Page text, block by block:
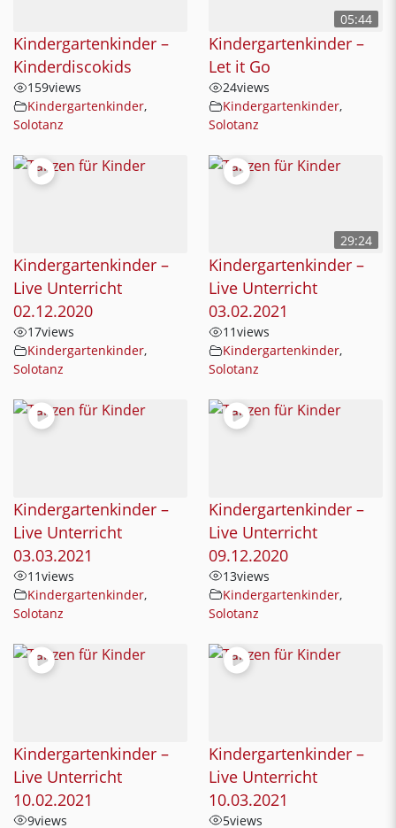
Kindergartenkinder –
Kinderdiscokids
159views
Kindergartenkinder,
Solotanz
05:44
Kindergartenkinder –
Let it Go
24views
Kindergartenkinder,
Solotanz
Kindergartenkinder –
Live Unterricht
02.12.2020
17views
Kindergartenkinder,
Solotanz
29:24
Kindergartenkinder –
Live Unterricht
03.02.2021
11views
Kindergartenkinder,
Solotanz
Kindergartenkinder –
Live Unterricht
03.03.2021
11views
Kindergartenkinder,
Solotanz
Kindergartenkinder –
Live Unterricht
09.12.2020
13views
Kindergartenkinder,
Solotanz
Kindergartenkinder –
Live Unterricht
10.02.2021
9views
Kindergartenkinder –
Live Unterricht
10.03.2021
5views